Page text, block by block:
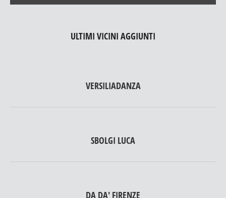
ULTIMI VICINI AGGIUNTI
VERSILIADANZA
SBOLGI LUCA
DA DA' FIRENZE